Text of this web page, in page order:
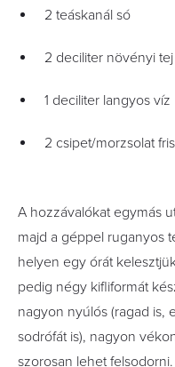
2 teáskanál só
2 deciliter növényi tej
1 deciliter langyos víz
2 csipet/morzsolat
A hozzávalókat egymás
majd a géppel ruganyos
helyen egy órát
pedig négy kifliformát
nagyon nyúlós (ragad is,
sodrófát is), nagyon
szorosan lehet